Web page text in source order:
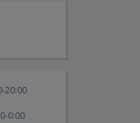
20:00
0:00